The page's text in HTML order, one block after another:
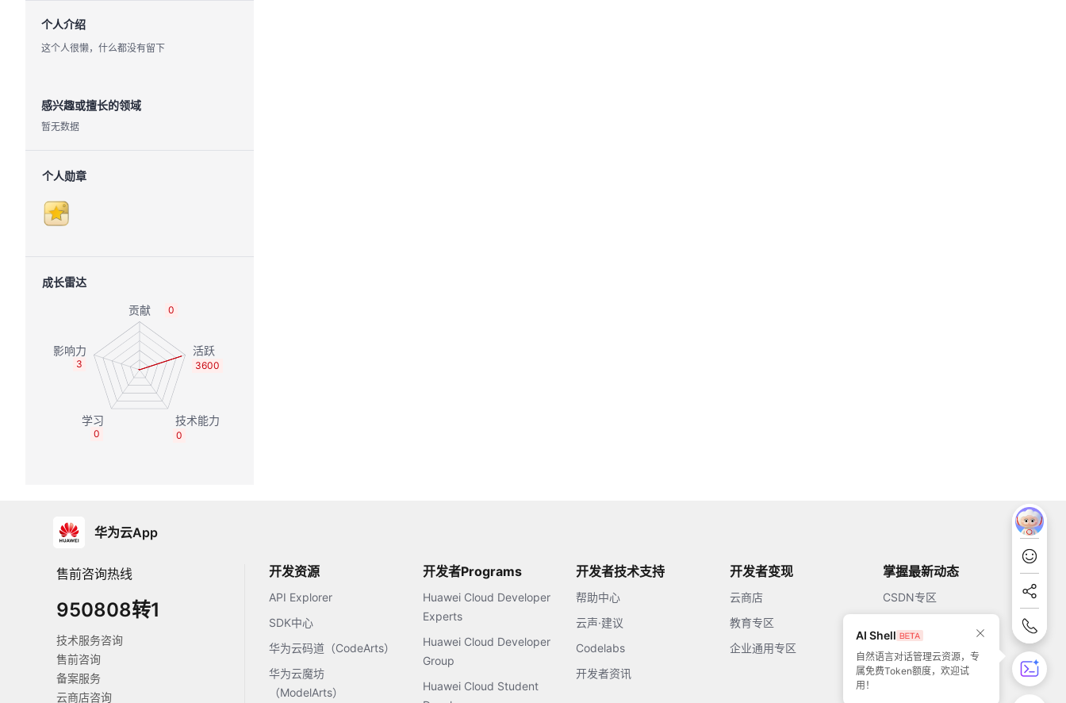
个人介绍
这个人很懒，什么都没有留下
感兴趣或擅长的领域
暂无数据
个人勋章
成长雷达
0
3600
0
0
3
华为云App
售前咨询热线
950808转1
技术服务咨询
售前咨询
备案服务
云商店咨询
开发资源
API Explorer
SDK中心
华为云码道（CodeArts）
华为云魔坊
（ModelArts）
开发者Programs
Huawei Cloud Developer
Experts
Huawei Cloud Developer
Group
Huawei Cloud Student
开发者技术支持
帮助中心
云声·建议
Codelabs
开发者资讯
开发者变现
云商店
教育专区
企业通用专区
掌握最新动态
CSDN专区
51CTO
AI Shell
自然语言对话管理云资源，专
属免费Token额度，欢迎试
用！